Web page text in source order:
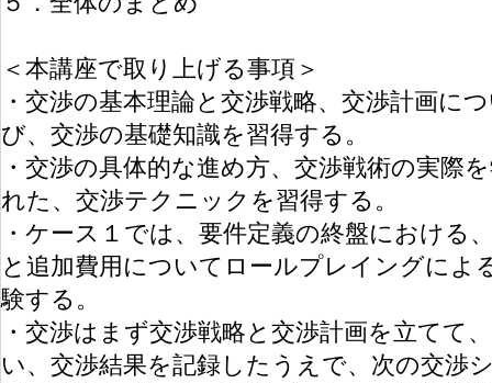
＜本講座で取り上げる事項＞
・交渉の基本理論と交渉戦略、交渉計画に
び、交渉の基礎知識を習得する。
・交渉の具体的な進め方、交渉戦術の実際
れた、交渉テクニックを習得する。
・ケース１では、要件定義の終盤における
と追加費用についてロールプレイングによ
験する。
・交渉はまず交渉戦略と交渉計画を立てて
い、交渉結果を記録したうえで、次の交渉